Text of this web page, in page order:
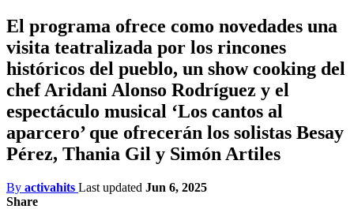
El programa ofrece como novedades una
visita teatralizada por los rincones
históricos del pueblo, un show cooking del
chef Aridani Alonso Rodríguez y el
espectáculo musical ‘Los cantos al
aparcero’ que ofrecerán los solistas Besay
Pérez, Thania Gil y Simón Artiles
By activahits Last updated Jun 6, 2025
Share